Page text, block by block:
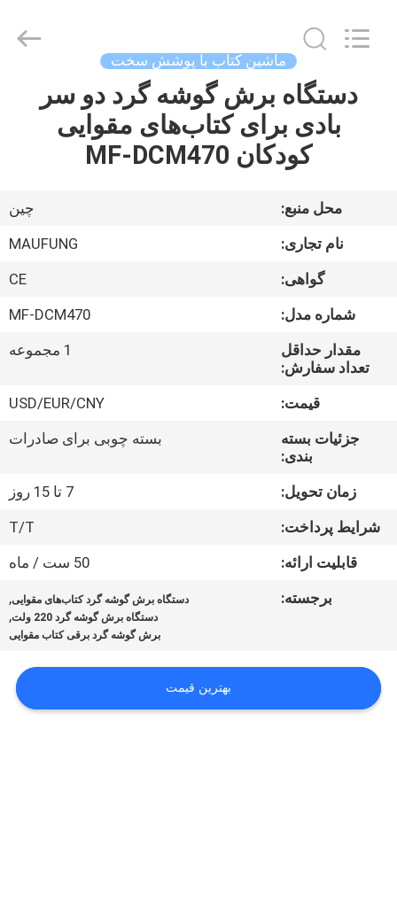
خانه
محصولات
درباره
کارخانه
کنترل
تماس
بگیرید
پرونده
ها
MACHINERY
CO.,LTD.
ماشین کتاب با پوشش سخت
دستگاه برش گوشه گرد دو سر
بادی برای کتاب‌های مقوایی
کودکان MF-DCM470
محل منبع:
چین
نام تجاری:
MAUFUNG
گواهی:
CE
شماره مدل:
MF-DCM470
مقدار حداقل
تعداد سفارش:
1 مجموعه
قیمت:
USD/EUR/CNY
جزئیات بسته
بندی:
بسته چوبی برای صادرات
زمان تحویل:
7 تا 15 روز
شرایط پرداخت:
T/T
قابلیت ارائه:
50 ست / ماه
برجسته:
دستگاه برش گوشه گرد کتاب‌های مقوایی,
دستگاه برش گوشه گرد 220 ولت ,
برش گوشه گرد برقی کتاب مقوایی
بهترین قیمت